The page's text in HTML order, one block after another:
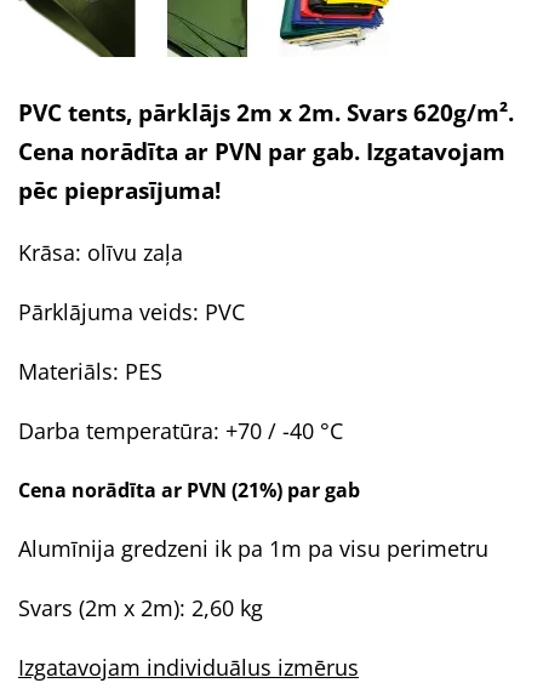
PVC tents, pārklājs 2m x 2m. Svars 620g/m².
Cena norādīta ar PVN par gab. Izgatavojam
pēc pieprasījuma!
Krāsa: olīvu zaļa
Pārklājuma veids: PVC
Materiāls: PES
Darba temperatūra: +70 / -40 °C
Cena norādīta ar PVN (21%) par gab
Alumīnija gredzeni ik pa 1m pa visu perimetru
Svars (2m x 2m): 2,60 kg
Izgatavojam individuālus izmērus